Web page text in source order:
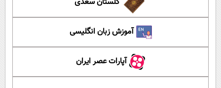
آموزش زبان انگلیسی
آپارات عصر ایران